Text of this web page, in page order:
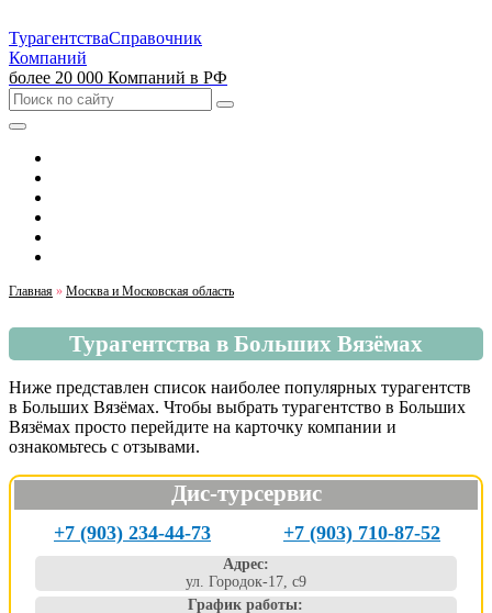
ТурагентстваСправочник
Компаний
более 20 000 Компаний в РФ
Главная » Москва и Московская область
Турагентства в Больших Вязёмах
Ниже представлен список наиболее популярных турагентств
в Больших Вязёмах. Чтобы выбрать турагентство в Больших
Вязёмах просто перейдите на карточку компании и
ознакомьтесь с отзывами.
Дис-турсервис
+7 (903) 234-44-73 +7 (903) 710-87-52
Адрес:
ул. Городок-17, с9
График работы: